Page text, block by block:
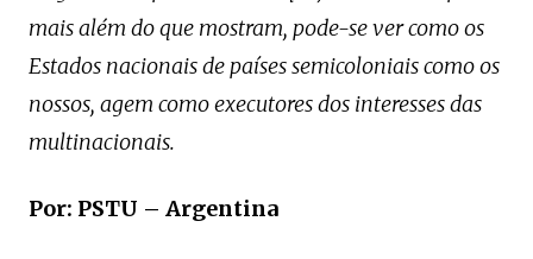
mais além do que mostram, pode-se ver como os
Estados nacionais de países semicoloniais como os
nossos, agem como executores dos interesses das
multinacionais.
Por: PSTU – Argentina